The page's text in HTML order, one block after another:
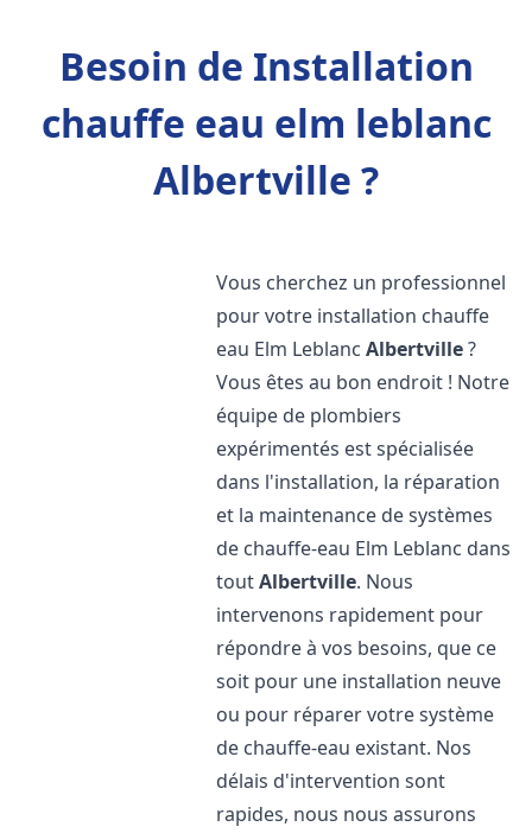
Besoin de Installation
chauffe eau elm leblanc
Albertville ?
Vous cherchez un professionnel
pour votre installation chauffe
eau Elm LeblancAlbertville?
Vous êtes au bon endroit ! Notre
équipe de plombiers
expérimentés est spécialisée
dans l'installation, la réparation
et la maintenance de systèmes
de chauffe-eau Elm Leblanc dans
toutAlbertville. Nous
intervenons rapidement pour
répondre à vos besoins, que ce
soit pour une installation neuve
ou pour réparer votre système
de chauffe-eau existant. Nos
délais d'intervention sont
rapides, nous nous assurons